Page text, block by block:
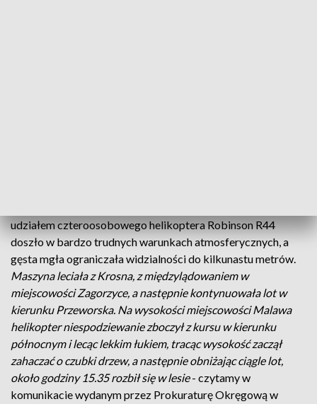
udziałem czteroosobowego helikoptera Robinson R44
doszło w bardzo trudnych warunkach atmosferycznych, a
gęsta mgła ograniczała widzialności do kilkunastu metrów.
Maszyna leciała z Krosna, z międzylądowaniem w
miejscowości Zagorzyce, a następnie kontynuowała lot w
kierunku Przeworska. Na wysokości miejscowości Malawa
helikopter niespodziewanie zboczył z kursu w kierunku
północnym i lecąc lekkim łukiem, tracąc wysokość zaczął
zahaczać o czubki drzew, a następnie obniżając ciągle lot,
około godziny 15.35 rozbił się w lesie- czytamy w
komunikacie wydanym przez Prokuraturę Okręgową w